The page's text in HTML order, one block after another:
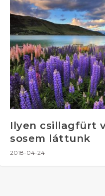
Ilyen csillagfürt
sosem láttunk
2018-04-24